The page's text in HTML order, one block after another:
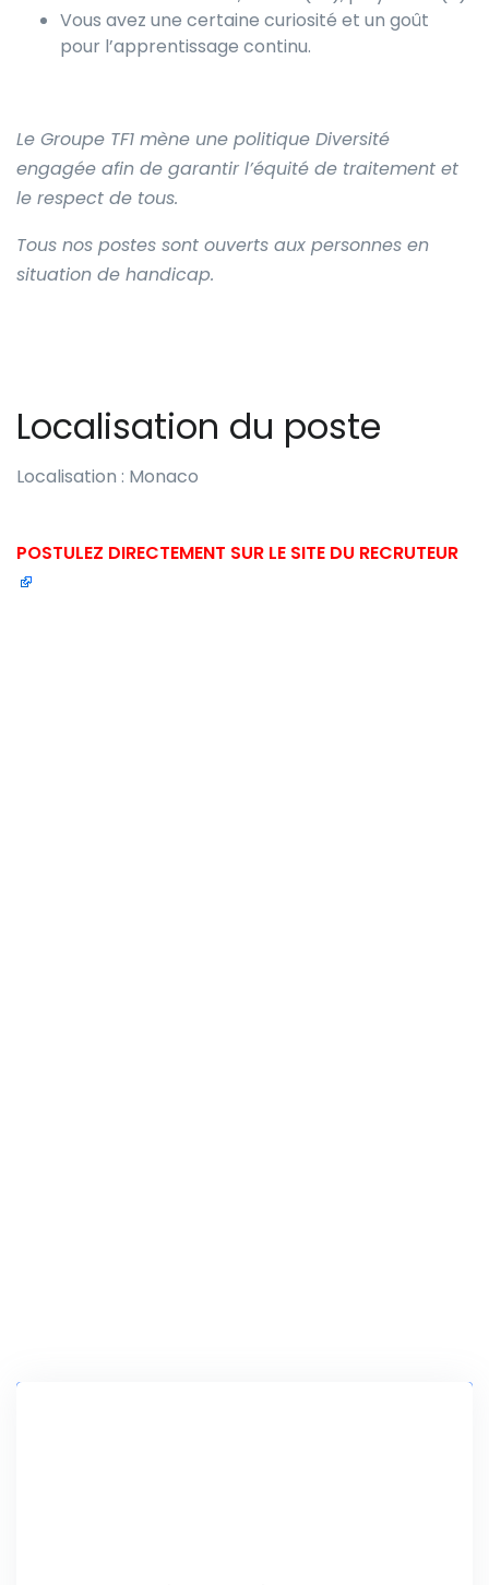
Vous avez une certaine curiosité et un goût
pour l’apprentissage continu.
Le Groupe TF1 mène une politique Diversité
engagée afin de garantir l’équité de traitement et
le respect de tous.
Tous nos postes sont ouverts aux personnes en
situation de handicap.
Localisation du poste
Localisation : Monaco
POSTULEZ DIRECTEMENT SUR LE SITE DU RECRUTEUR